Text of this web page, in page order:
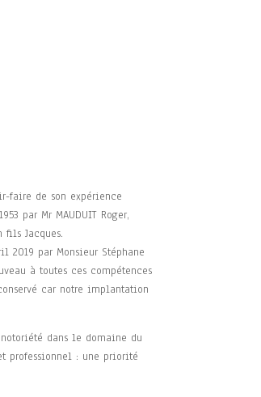
faire de son expérience
par Mr MAUDUIT Roger,
fils Jacques.
2019 par Monsieur Stéphane
à toutes ces compétences
car notre implantation
notoriété dans le domaine du
professionnel : une priorité